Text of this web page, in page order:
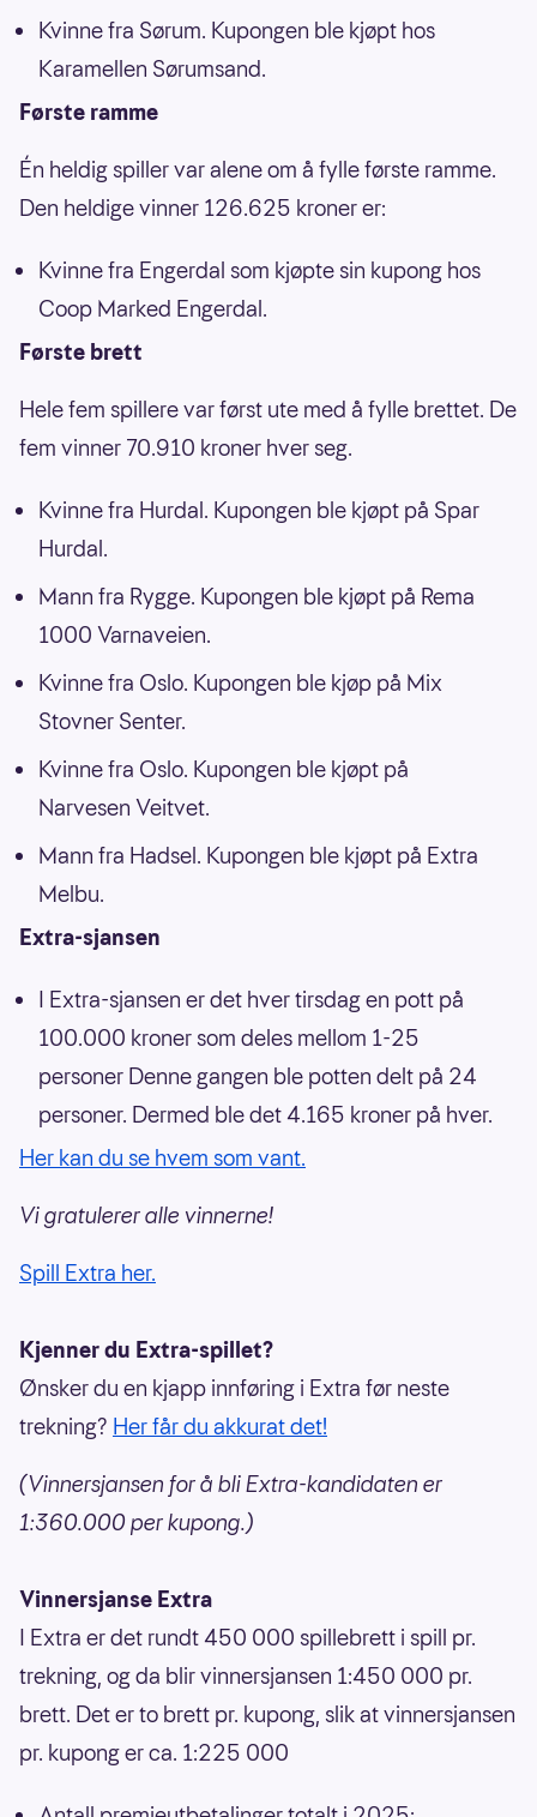
Kvinne fra Sørum. Kupongen ble kjøpt hos
Karamellen Sørumsand.
Første ramme
Én heldig spiller var alene om å fylle første ramme.
Den heldige vinner 126.625 kroner er:
Kvinne fra Engerdal som kjøpte sin kupong hos
Coop Marked Engerdal.
Første brett
Hele fem spillere var først ute med å fylle brettet. De
fem vinner 70.910 kroner hver seg.
Kvinne fra Hurdal. Kupongen ble kjøpt på Spar
Hurdal.
Mann fra Rygge. Kupongen ble kjøpt på Rema
1000 Varnaveien.
Kvinne fra Oslo. Kupongen ble kjøp på Mix
Stovner Senter.
Kvinne fra Oslo. Kupongen ble kjøpt på
Narvesen Veitvet.
Mann fra Hadsel. Kupongen ble kjøpt på Extra
Melbu.
Extra-sjansen
I Extra-sjansen er det hver tirsdag en pott på
100.000 kroner som deles mellom 1-25
personer Denne gangen ble potten delt på 24
personer. Dermed ble det 4.165 kroner på hver.
Her kan du se hvem som vant.
Vi gratulerer alle vinnerne!
Spill Extra her.
Kjenner du Extra-spillet?
Ønsker du en kjapp innføring i Extra før neste
trekning? Her får du akkurat det!
(Vinnersjansen for å bli Extra-kandidaten er
1:360.000 per kupong.)
Vinnersjanse Extra
I Extra er det rundt 450 000 spillebrett i spill pr.
trekning, og da blir vinnersjansen 1:450 000 pr.
brett. Det er to brett pr. kupong, slik at vinnersjansen
pr. kupong er ca. 1:225 000